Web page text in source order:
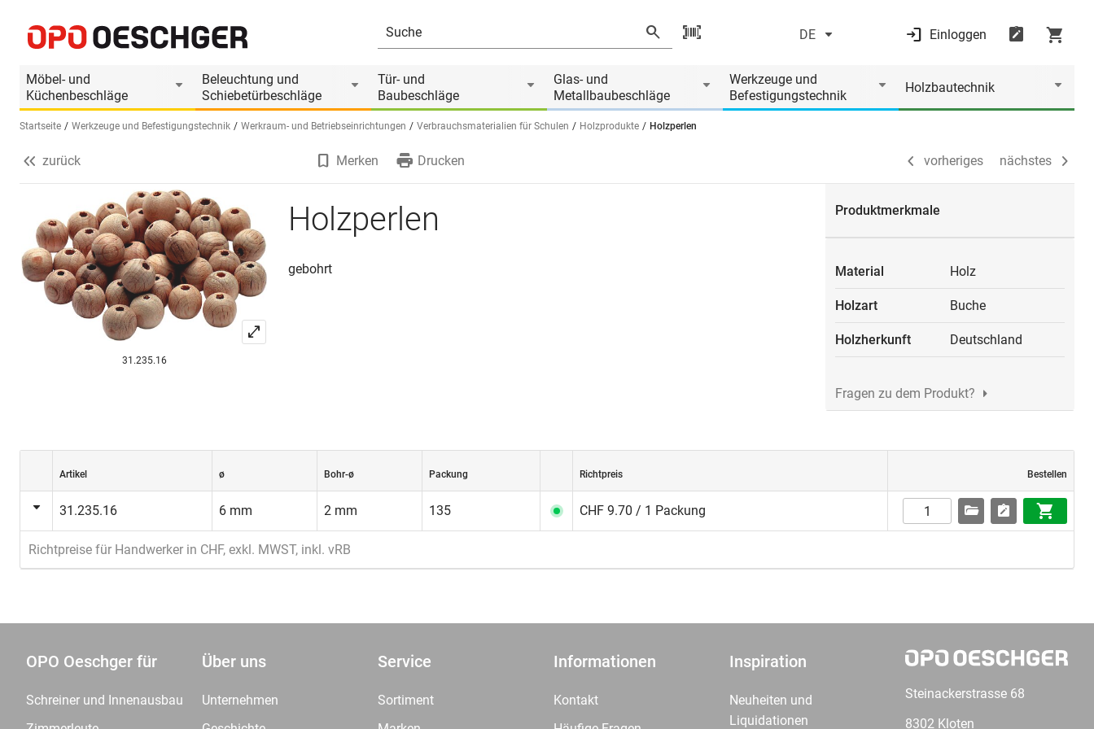
DE Einloggen
Möbel- und
Küchenbeschläge
Beleuchtung und
Schiebetürbeschläge
Tür- und
Baubeschläge
Glas- und
Metallbaubeschläge
Werkzeuge und
Befestigungstechnik
Holzbautechnik
Sprache wählen (DE)
Startseite Werkzeuge und Befestigungstechnik Werkraum- und Betriebseinrichtungen Verbrauchsmaterialien für Schulen Holzprodukte Holzperlen
Produktinformationen
vorheriges nächstes
zurück Merken Drucken vorheriges nächstes
31.235.16
Holzperlen
gebohrt
Produktmerkmale
Material Holz
Holzart Buche
Holzherkunft Deutschland
Fragen zu dem Produkt?
Artikel ø Bohr-ø Packung Richtpreis Bestellen
31.235.16 6 mm 2 mm 135 CHF 9.70 / 1 Packung
Richtpreise für Handwerker in CHF, exkl. MWST, inkl. vRB
OPO Oeschger für
Schreiner und Innenausbau
Über uns
Unternehmen
Service
Sortiment
Informationen
Kontakt
Inspiration
Neuheiten und
Liquidationen
Steinackerstrasse 68
8302 Kloten